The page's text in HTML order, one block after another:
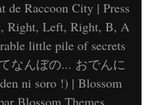
de Raccoon City | Press
Right, Left, Right, B, A
little pile of secrets
なんぼの... おでんに
ni soro !) | Blossom
Blossom Themes